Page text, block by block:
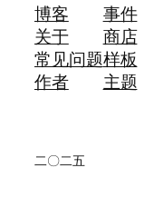
博客
关于
常见问题
作者
事件
商店
样板
主题
二〇二五